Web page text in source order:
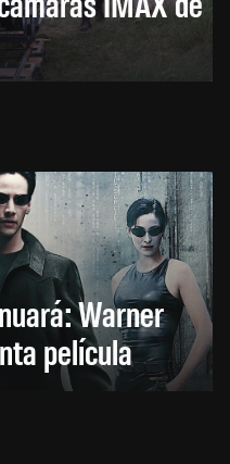
Warner
película